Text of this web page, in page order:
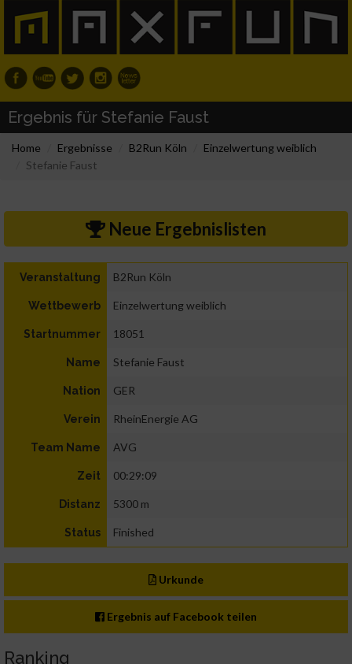
Ergebnis für Stefanie Faust
Home Ergebnisse B2Run Köln
Einzelwertung weiblich
Stefanie Faust
Neue Ergebnislisten
Veranstaltung B2Run Köln
Wettbewerb Einzelwertung weiblich
Startnummer 18051
Name Stefanie Faust
Nation GER
Verein RheinEnergie AG
Team Name AVG
Zeit 00:29:09
Distanz 5300 m
Status Finished
Urkunde
Ergebnis auf Facebook teilen
Ranking